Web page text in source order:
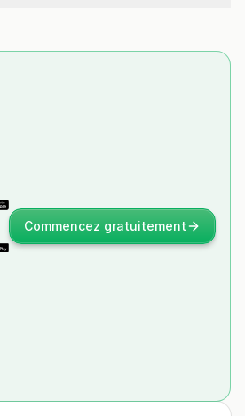
Commencez gratuitement